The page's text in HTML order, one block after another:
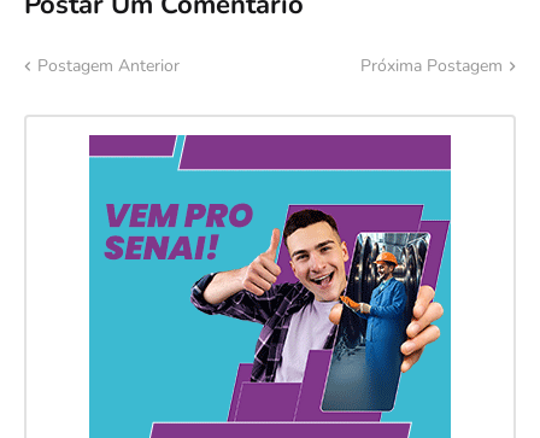
Postagem Anterior Próxima Postagem